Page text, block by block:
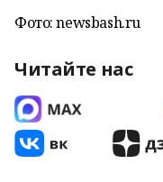
Фото: newsbash.ru
Читайте нас